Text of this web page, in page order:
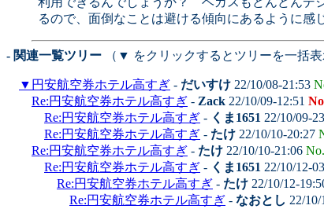
るので、面倒なことは避ける傾向にあるように感
- 関連一覧ツリー （▼ をクリックするとツリーを一括表
▼ 円安航空券ホテル高すぎ - だいすけ 22/10/08-21:53
Re:円安航空券ホテル高すぎ - Zack 22/10/09-12:51
Re:円安航空券ホテル高すぎ - くま1651 22/10/09-
Re:円安航空券ホテル高すぎ - たけ 22/10/10-20:27
Re:円安航空券ホテル高すぎ - たけ 22/10/10-21:06
Re:円安航空券ホテル高すぎ - くま1651 22/10/12-
Re:円安航空券ホテル高すぎ - たけ 22/10/12-
Re:円安航空券ホテル高すぎ - なおとし 22/